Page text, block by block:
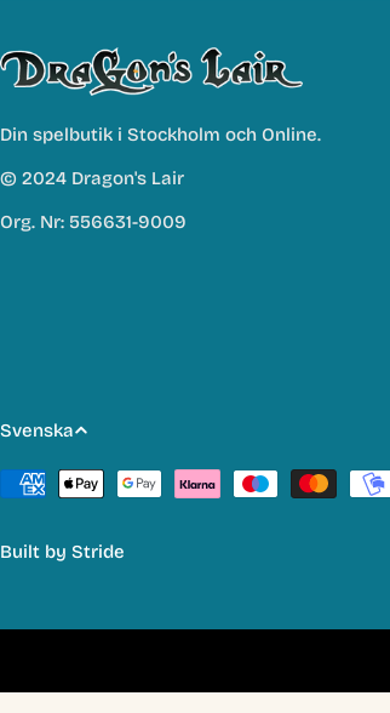
Din spelbutik i Stockholm och Online.
© 2024 Dragon's Lair
Org. Nr: 556631-9009
S
p
r
k
Svenska
Betalmetoder
Built by Stride